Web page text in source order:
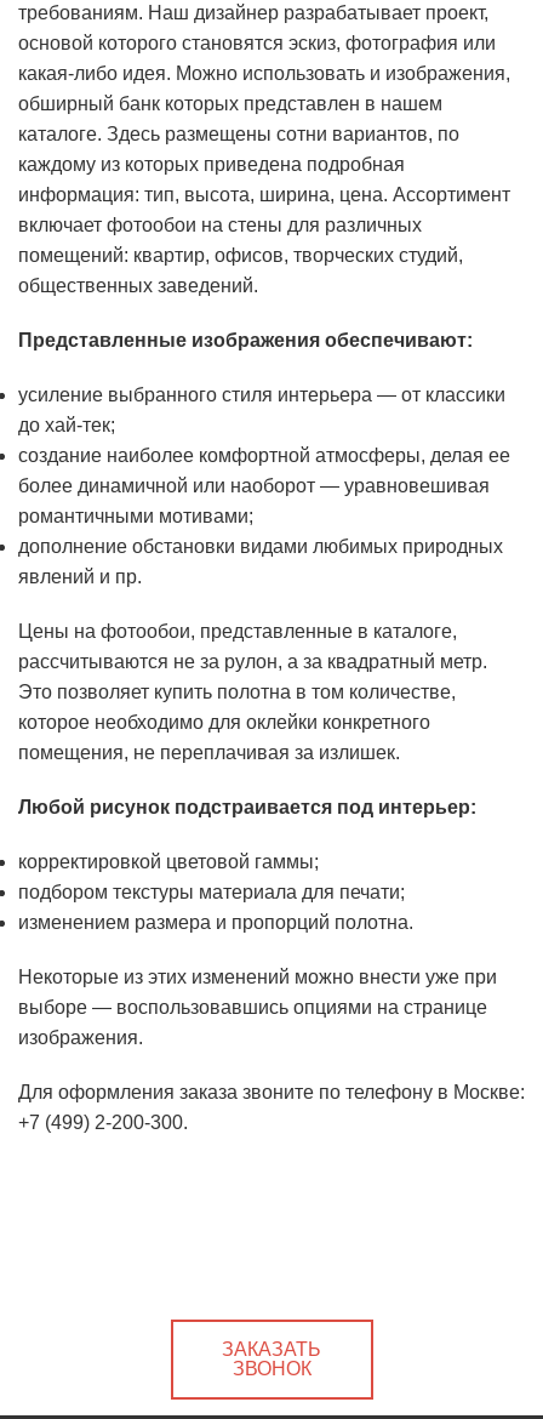
требованиям. Наш дизайнер разрабатывает проект,
основой которого становятся эскиз, фотография или
какая-либо идея. Можно использовать и изображения,
обширный банк которых представлен в нашем
каталоге. Здесь размещены сотни вариантов, по
каждому из которых приведена подробная
информация: тип, высота, ширина, цена. Ассортимент
включает фотообои на стены для различных
помещений: квартир, офисов, творческих студий,
общественных заведений.
Представленные изображения обеспечивают:
усиление выбранного стиля интерьера — от классики
до хай-тек;
создание наиболее комфортной атмосферы, делая ее
более динамичной или наоборот — уравновешивая
романтичными мотивами;
дополнение обстановки видами любимых природных
явлений и пр.
Цены на фотообои, представленные в каталоге,
рассчитываются не за рулон, а за квадратный метр.
Это позволяет купить полотна в том количестве,
которое необходимо для оклейки конкретного
помещения, не переплачивая за излишек.
Любой рисунок подстраивается под интерьер:
корректировкой цветовой гаммы;
подбором текстуры материала для печати;
изменением размера и пропорций полотна.
Некоторые из этих изменений можно внести уже при
выборе — воспользовавшись опциями на странице
изображения.
Для оформления заказа звоните по телефону в Москве:
+7 (499) 2-200-300.
ЗАКАЗАТЬ
ЗВОНОК